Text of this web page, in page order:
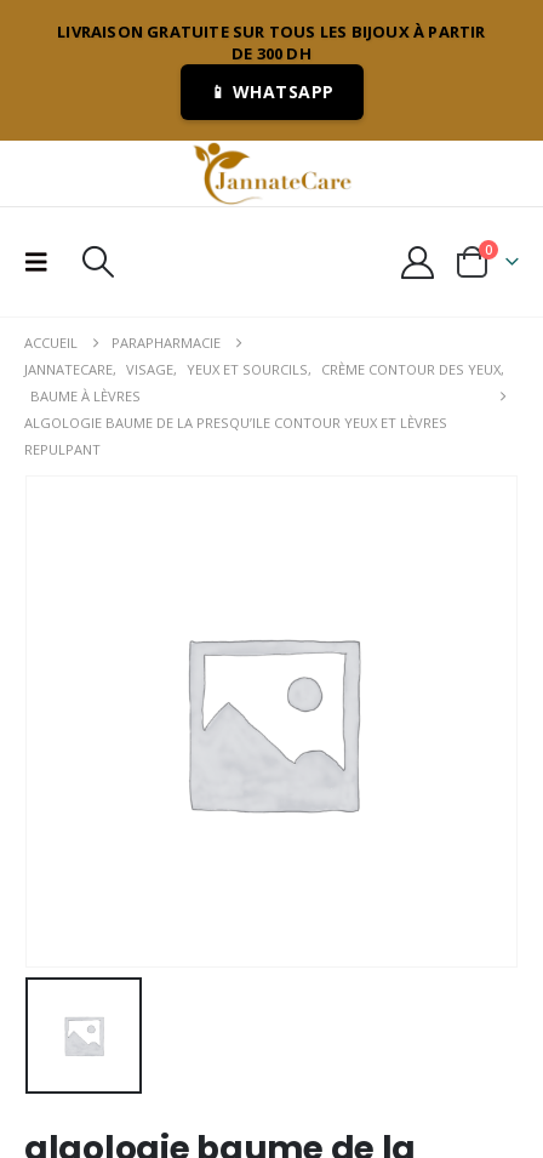
LIVRAISON GRATUITE SUR TOUS LES BIJOUX À PARTIR
DE 300 DH
📱 WHATSAPP
0
ACCUEIL
PARAPHARMACIE
JANNATECARE, VISAGE, YEUX ET SOURCILS, CRÈME CONTOUR DES YEUX,
BAUME À LÈVRES
ALGOLOGIE BAUME DE LA PRESQU’ILE CONTOUR YEUX ET LÈVRES
REPULPANT